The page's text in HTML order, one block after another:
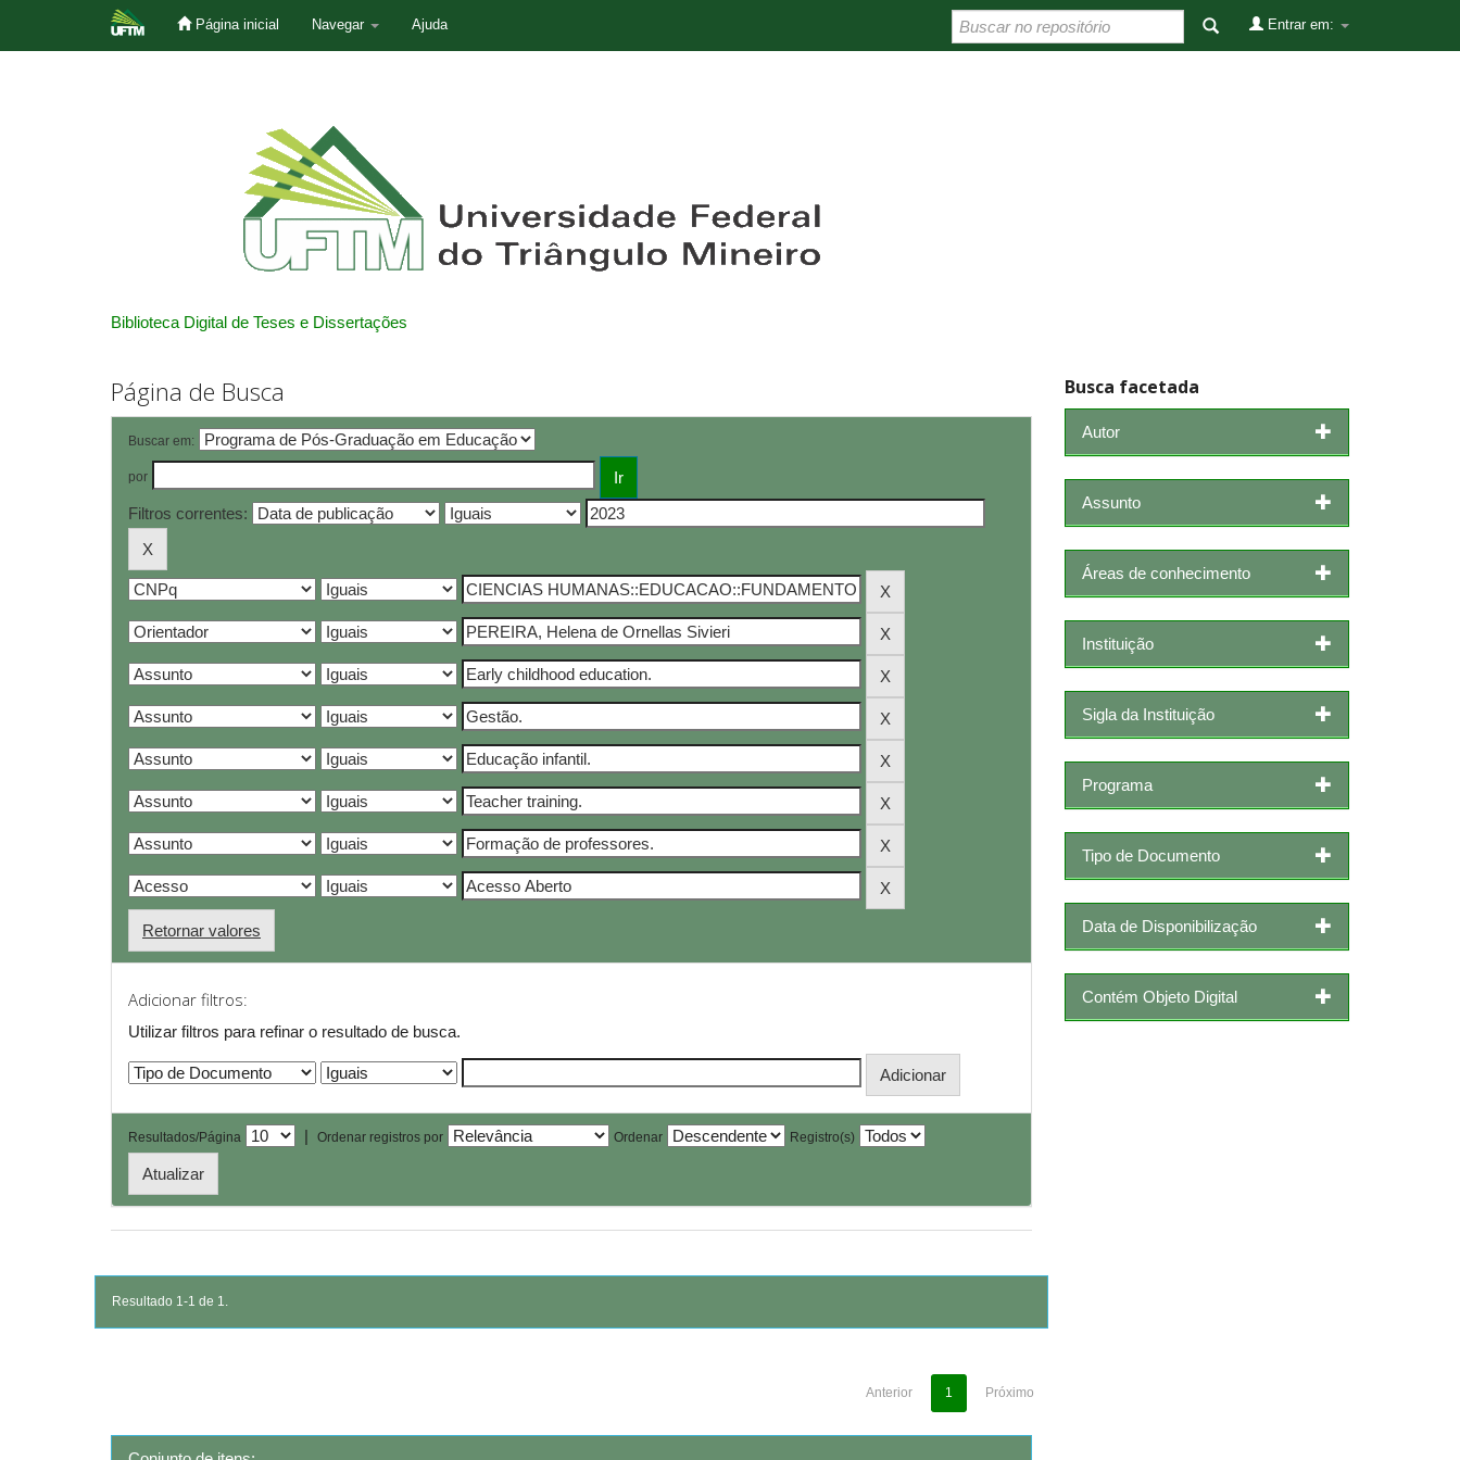
Página inicial Navegar Ajuda Entrar em:
Biblioteca Digital de Teses e Dissertações
Página de Busca
Buscar em:
por
Filtros correntes:
Retornar valores
Adicionar filtros:
Utilizar filtros para refinar o resultado de busca.
Resultados/Página | Ordenar registros por Ordenar Registro(s)
Resultado 1-1 de 1.
Anterior 1 Próximo
Busca facetada
Autor
Assunto
Áreas de conhecimento
Instituição
Sigla da Instituição
Programa
Tipo de Documento
Data de Disponibilização
Contém Objeto Digital